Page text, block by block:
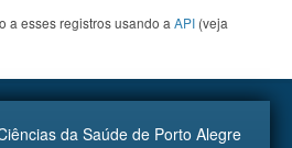
a esses registros usando a API (veja
da Saúde de Porto Alegre